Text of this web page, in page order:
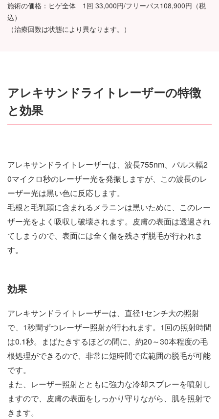
施術の価格：ヒゲ全体 1回 33,000円/フリーパス108,900円（税
込）
（治療回数は状態により異なります。）
アレキサンドライトレーザーの特徴
と効果
アレキサンドライトレーザーは、波長755nm、パルス幅2
0マイクロ秒のレーザー光を発振しますが、この波長のレ
ーザー光は黒い色に反応します。
毛根と毛乳頭に含まれるメラニンは黒いために、このレー
ザー光をよく吸収し破壊されます。皮膚の表面は透過され
てしまうので、表面には全く傷を残さず脱毛が行われま
す。
効果
アレキサンドライトレーザーは、直径1センチ大の照射
で、1秒間ずつレーザー照射が行われます。1回の照射時間
は0.1秒。まばたきするほどの間に、約20～30本程度の毛
根処理ができるので、非常に短時間で広範囲の脱毛が可能
です。
また、レーザー照射とともに強力な冷却スプレーを噴射し
ますので、皮膚の表面をしっかり守りながら、肌を照射で
きます。